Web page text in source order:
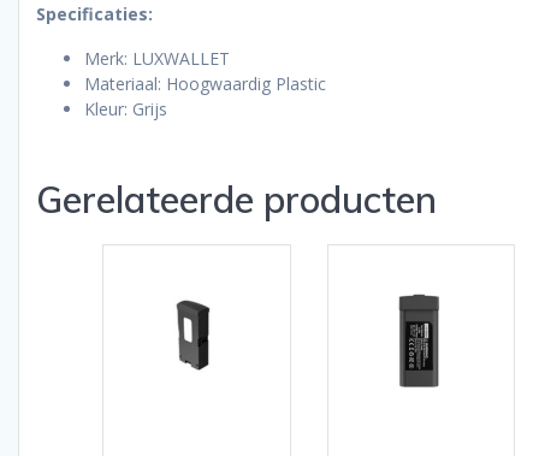
Specificaties:
Merk: LUXWALLET
Materiaal: Hoogwaardig Plastic
Kleur: Grijs
Gerelateerde producten